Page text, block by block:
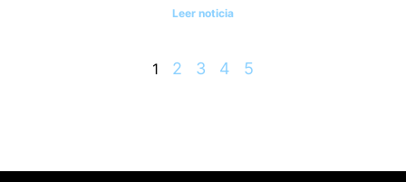
Leer noticia
1 2 3 4 5